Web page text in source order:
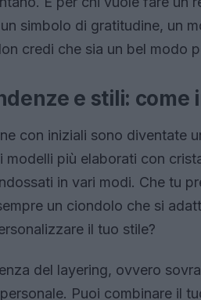
simbolo di gratitudine, un
credi che sia un bel modo
e stili: come
con iniziali sono diventate
modelli più elaborati con
in vari modi. Che tu
un ciondolo che si
il tuo stile?
del layering, ovvero
Puoi combinare il